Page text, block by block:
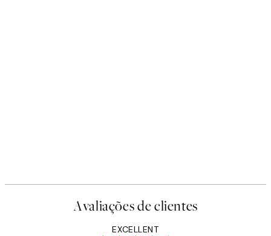
Avaliações de clientes
EXCELLENT